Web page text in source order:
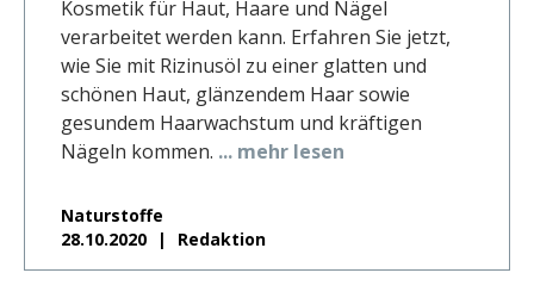
Kosmetik für Haut, Haare und Nägel
verarbeitet werden kann. Erfahren Sie jetzt,
wie Sie mit Rizinusöl zu einer glatten und
schönen Haut, glänzendem Haar sowie
gesundem Haarwachstum und kräftigen
Nägeln kommen. ... mehr lesen
Naturstoffe
28.10.2020
Redaktion